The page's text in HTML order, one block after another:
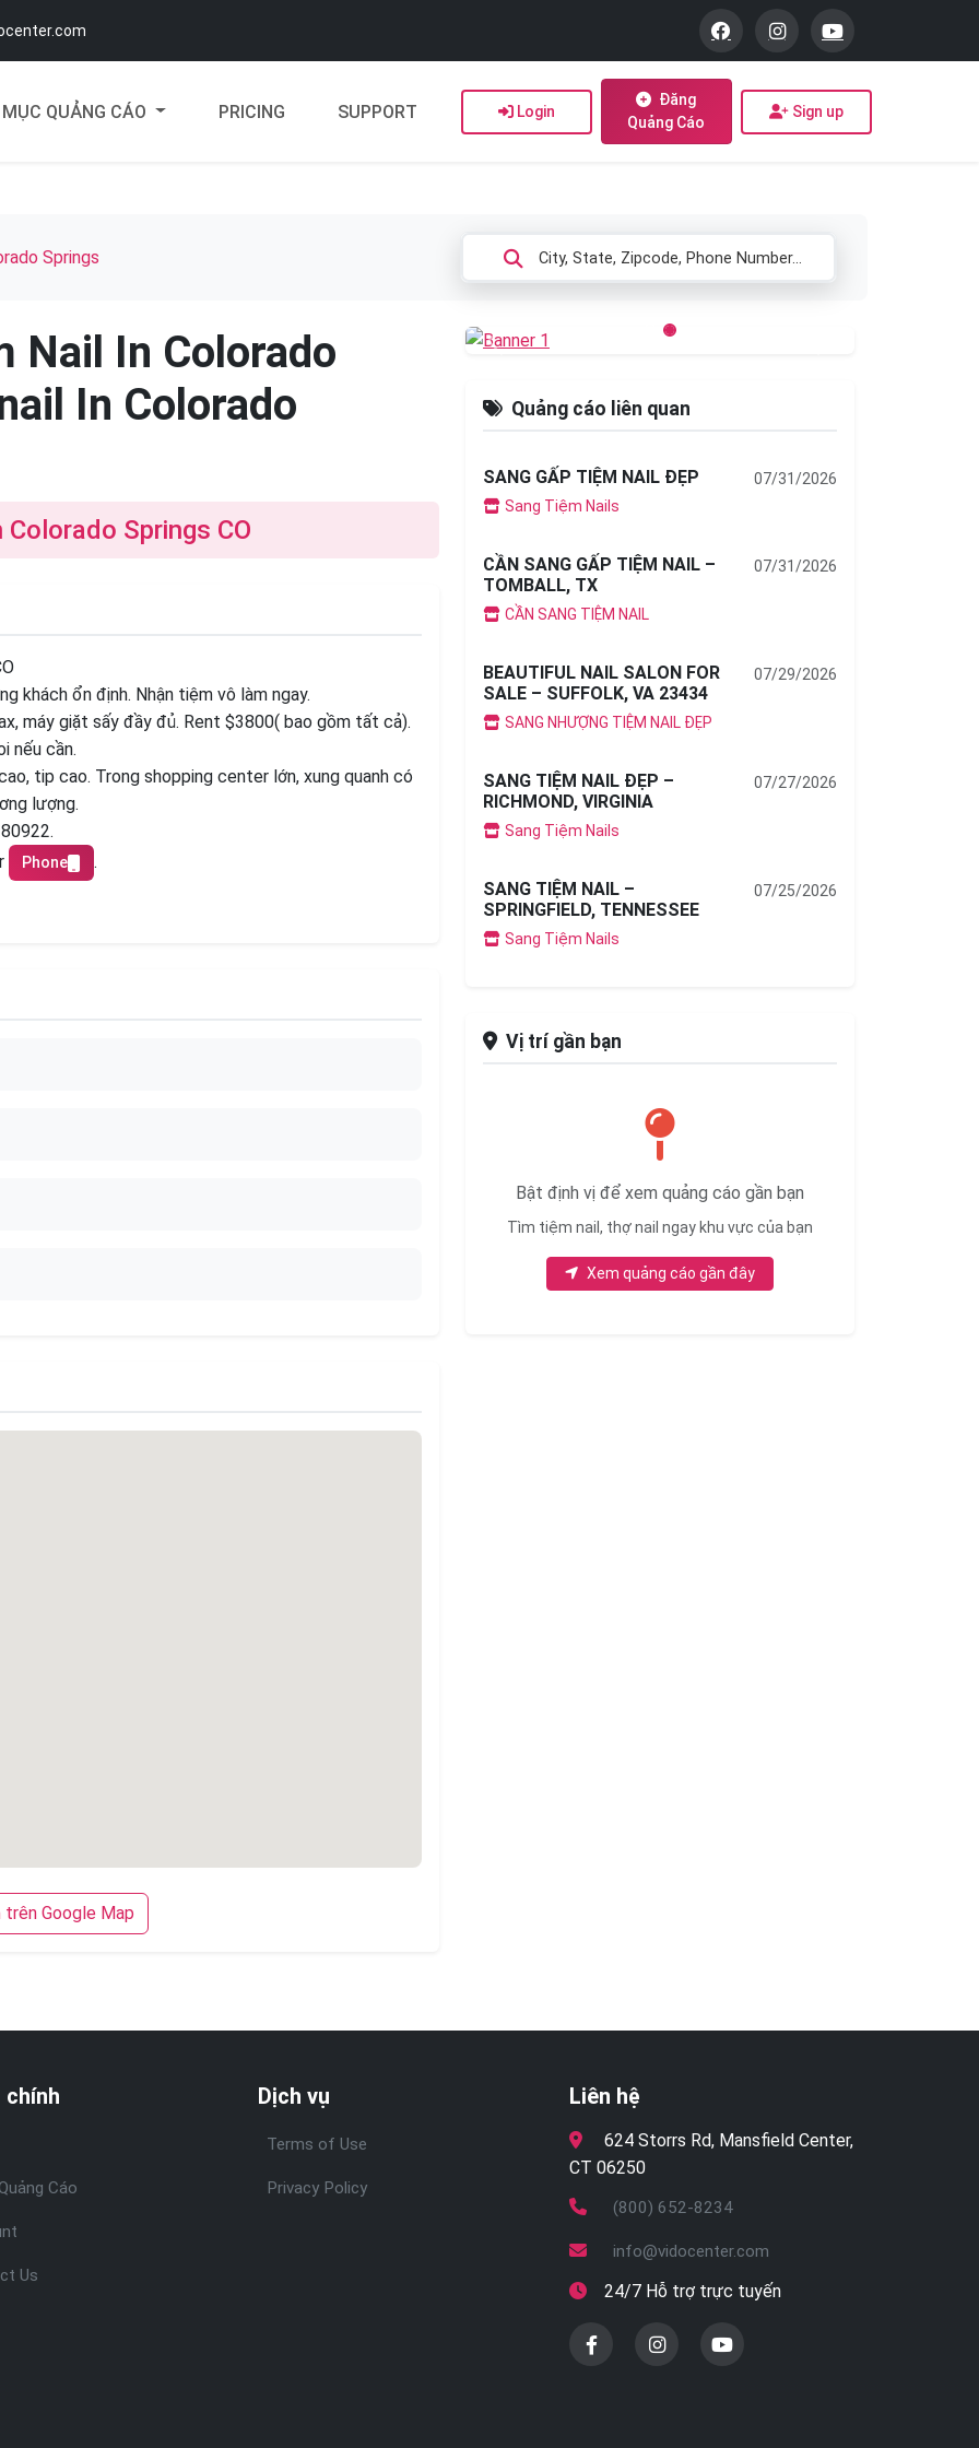
MỤC QUẢNG CÁO PRICING SUPPORT Login
Đăng
Quảng Cáo
Sign up
Springs
Nail In Colorado
In Colorado
Springs CO
khách ổn định. Nhận tiệm vô làm ngay.
máy giặt sấy đầy đủ. Rent $3800( bao gồm tất cả).
nếu cần.
tip cao. Trong shopping center lớn, xung quanh có
lượng.
Phone .
Google Map
Previous
Quảng cáo liên quan
SANG GẤP TIỆM NAIL ĐẸP
Sang Tiệm Nails
07/31/2026
CẦN SANG GẤP TIỆM NAIL –
TOMBALL, TX
CẦN SANG TIỆM NAIL
07/31/2026
BEAUTIFUL NAIL SALON FOR
SALE – SUFFOLK, VA 23434
SANG NHƯỢNG TIỆM NAIL ĐẸP
07/29/2026
SANG TIỆM NAIL ĐẸP –
RICHMOND, VIRGINIA
Sang Tiệm Nails
07/27/2026
SANG TIỆM NAIL –
SPRINGFIELD, TENNESSEE
Sang Tiệm Nails
07/25/2026
Vị trí gần bạn
Bật định vị để xem quảng cáo gần bạn
Tìm tiệm nail, thợ nail ngay khu vực của bạn
Xem quảng cáo gần đây
chính
Cáo
Us
Dịch vụ
Terms of Use
Privacy Policy
Liên hệ
624 Storrs Rd, Mansfield Center,
CT 06250
(800) 652-8234
info@vidocenter.com
24/7 Hỗ trợ trực tuyến